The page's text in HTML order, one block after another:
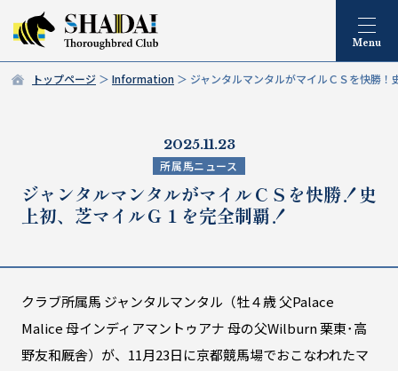
トップページ Information ジャンタルマンタルがマイルＣＳを快勝
2025.11.23
所属馬ニュース
ジャンタルマンタルがマイルＣＳを快勝！史
上初、芝マイルＧ１を完全制覇！
クラブ所属馬 ジャンタルマンタル（牡４歳 父Palace
Malice 母インディアマントゥアナ 母の父Wilburn 栗東･高
野友和厩舎）が、11月23日に京都競馬場でおこなわれたマ